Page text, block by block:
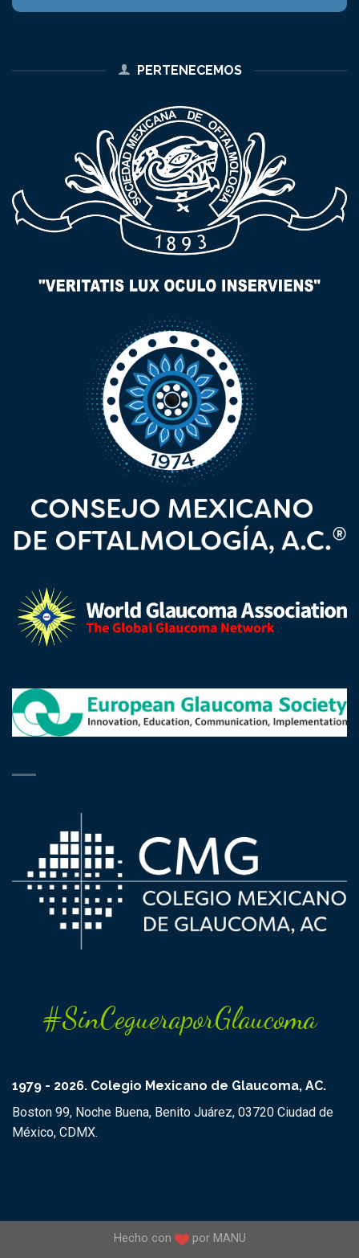
PERTENECEMOS
#SinCegueraporGlaucoma
1979 - 2026. Colegio Mexicano de Glaucoma, AC.
Boston 99, Noche Buena, Benito Juárez, 03720 Ciudad de
México, CDMX.
Hecho con por MANU